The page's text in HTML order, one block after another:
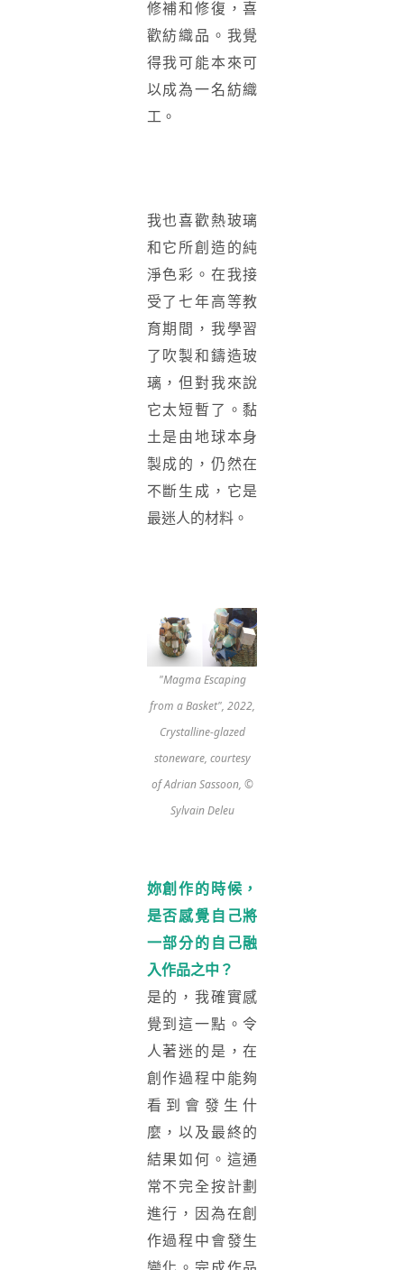
修補和修復，喜
歡紡織品。我覺
得我可能本來可
以成為一名紡織
工。
我也喜歡熱玻璃
和它所創造的純
淨色彩。在我接
受了七年高等教
育期間，我學習
了吹製和鑄造玻
璃，但對我來說
它太短暫了。黏
土是由地球本身
製成的，仍然在
不斷生成，它是
最迷人的材料。
"Magma Escaping
from a Basket", 2022,
Crystalline-glazed
stoneware, courtesy
of Adrian Sassoon, ©
Sylvain Deleu
妳創作的時候，
是否感覺自己將
一部分的自己融
入作品之中？
是的，我確實感
覺到這一點。令
人著迷的是，在
創作過程中能夠
看到會發生什
麼，以及最終的
結果如何。這通
常不完全按計劃
進行，因為在創
作過程中會發生